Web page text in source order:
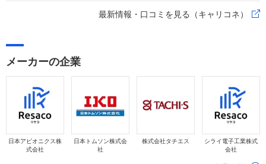
最新情報・口コミを見る（キャリコネ）
メーカーの企業
日本アビオニクス株
式会社
日本トムソン株式会
社
株式会社タチエス
シライ電子工業株式
会社